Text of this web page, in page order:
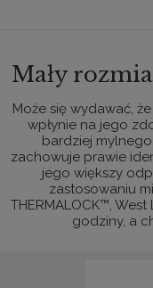
Mały
Może się wydawać,
wpłynie na jego
bardziej
zachowuje prawie
jego większy
zastosowaniu
THERMALOCK™,
godziny, a